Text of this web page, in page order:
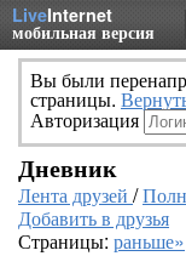
LiveInternet
мобильная версия
Вы были
страницы.
Авторизация
Дневник
Лента друзей /
Добавить в друзья
Страницы: раньше»